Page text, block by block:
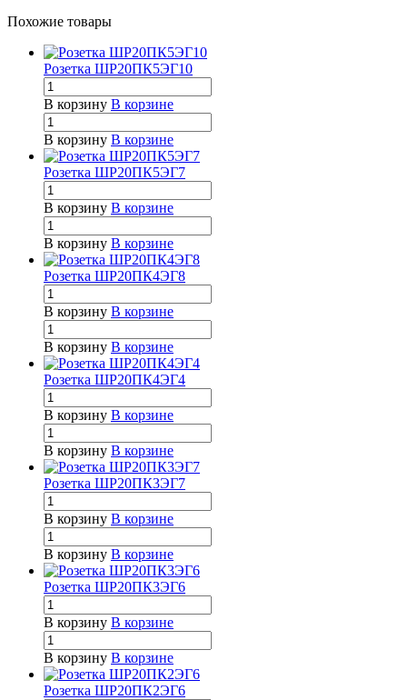
Похожие товары
Розетка ШР20ПК5ЭГ10
В корзину В корзине
В корзину В корзине
Розетка ШР20ПК5ЭГ7
В корзину В корзине
В корзину В корзине
Розетка ШР20ПК4ЭГ8
В корзину В корзине
В корзину В корзине
Розетка ШР20ПК4ЭГ4
В корзину В корзине
В корзину В корзине
Розетка ШР20ПК3ЭГ7
В корзину В корзине
В корзину В корзине
Розетка ШР20ПК3ЭГ6
В корзину В корзине
В корзину В корзине
Розетка ШР20ПК2ЭГ6